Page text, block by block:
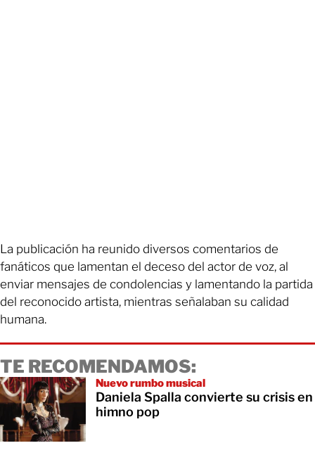
La publicación ha reunido diversos comentarios de
fanáticos que lamentan el deceso del actor de voz, al
enviar mensajes de condolencias y lamentando la partida
del reconocido artista, mientras señalaban su calidad
humana.
TE RECOMENDAMOS:
Nuevo rumbo musical
Daniela Spalla convierte su crisis en
himno pop